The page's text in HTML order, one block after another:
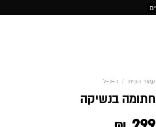
עמוד הבית / ה-כ-ל
חתומה בנשיקה